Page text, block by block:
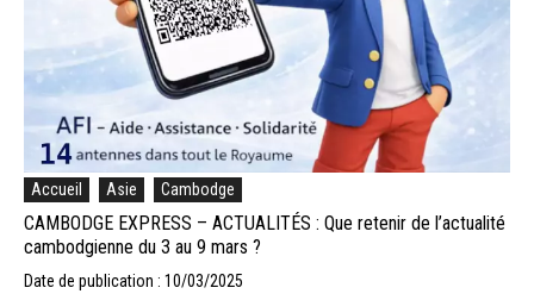
Accueil Asie Cambodge
CAMBODGE EXPRESS – ACTUALITÉS : Que retenir de l’actualité
cambodgienne du 3 au 9 mars ?
Date de publication : 10/03/2025